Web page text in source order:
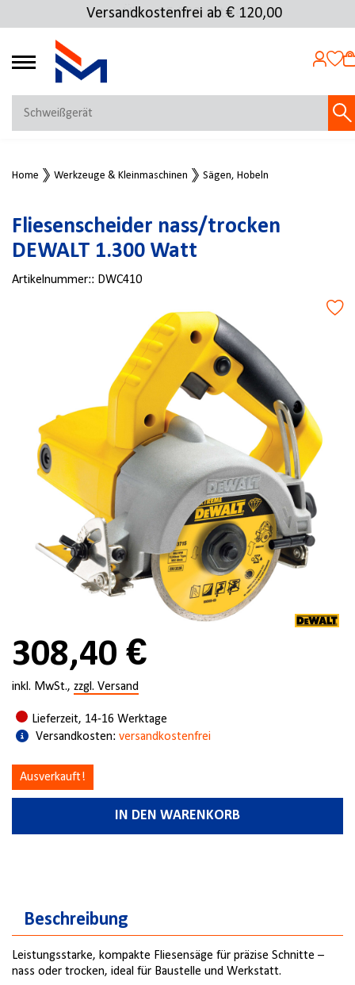
Über 25.000 Artikel
Versandkostenfrei ab € 120,00
4.72
MEIN KONTO
Jetzt anmelden
NEU BEI FMOSER?
Jetzt registrieren
Home Werkzeuge & Kleinmaschinen Sägen, Hobeln
Fliesenscheider nass/trocken
DEWALT 1.300 Watt
Artikelnummer:: DWC410
308,40 €
inkl. MwSt., zzgl. Versand
Lieferzeit, 14-16 Werktage
Versandkosten: versandkostenfrei
Ausverkauft!
IN DEN WARENKORB
Beschreibung
Leistungsstarke, kompakte Fliesensäge für präzise Schnitte –
nass oder trocken, ideal für Baustelle und Werkstatt.